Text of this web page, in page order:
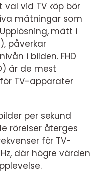
vid TV köp bör
mätningar som
mätt i
påverkar
i bilden. FHD
är de mest
TV-apparater
per sekund
rörelser återges
för TV-
där högre värden